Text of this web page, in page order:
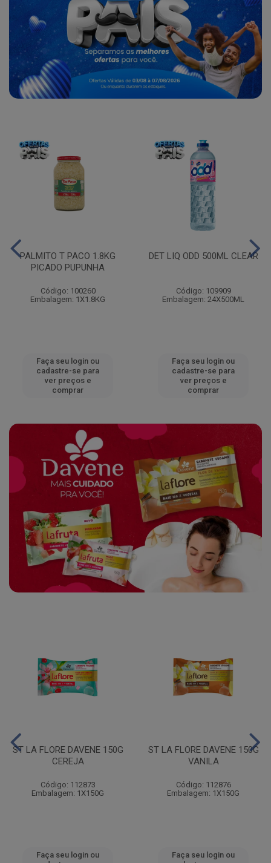
PALMITO T PACO 1.8KG
PICADO PUPUNHA
Código: 100260
Embalagem: 1X1.8KG
Faça seu login ou
cadastre-se para
ver preços e
comprar
DET LIQ ODD 500ML CLEAR
Código: 109909
Embalagem: 24X500ML
Faça seu login ou
cadastre-se para
ver preços e
comprar
ST LA FLORE DAVENE 150G
CEREJA
Código: 112873
Embalagem: 1X150G
Faça seu login ou
ST LA FLORE DAVENE 150G
VANILA
Código: 112876
Embalagem: 1X150G
Faça seu login ou